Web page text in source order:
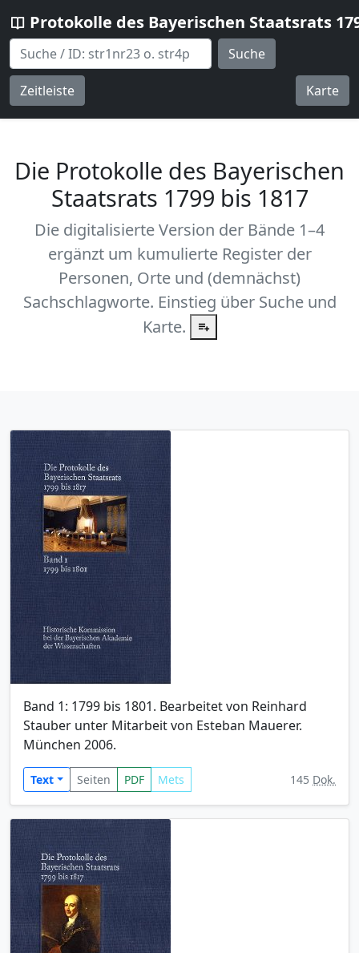
Protokolle des Bayerischen Staatsrats
Suche
Zeitleiste Karte
Die Protokolle des Bayerischen
Staatsrats 1799 bis 1817
Die digitalisierte Version der Bände 1–4
ergänzt um kumulierte Register der
Personen, Orte und (demnächst)
Sachschlagworte. Einstieg über Suche und
Karte.
Band 1: 1799 bis 1801. Bearbeitet von Reinhard
Stauber unter Mitarbeit von Esteban Mauerer.
München 2006.
Text Seiten PDF Mets 145 Dok.